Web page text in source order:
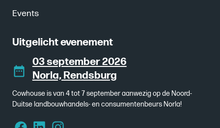
Events
Uitgelicht evenement
03 september 2026
Norla, Rendsburg
Cowhouse is van 4 tot 7 september aanwezig op de Noord-
Duitse landbouwhandels- en consumentenbeurs Norla!